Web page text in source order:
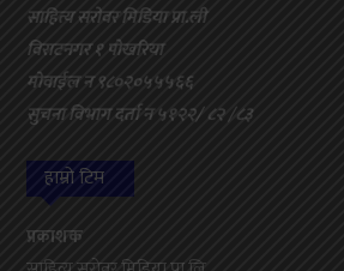
साहित्य सरोवर मिडिया प्रा.ली
विराटनगर १ पोखरिया
मोवाईल न ९८०२०५५५६६
सुचना विभाग दर्ता न ५१२२/ ८२ /८३
हाम्रो टिम
प्रकाशक